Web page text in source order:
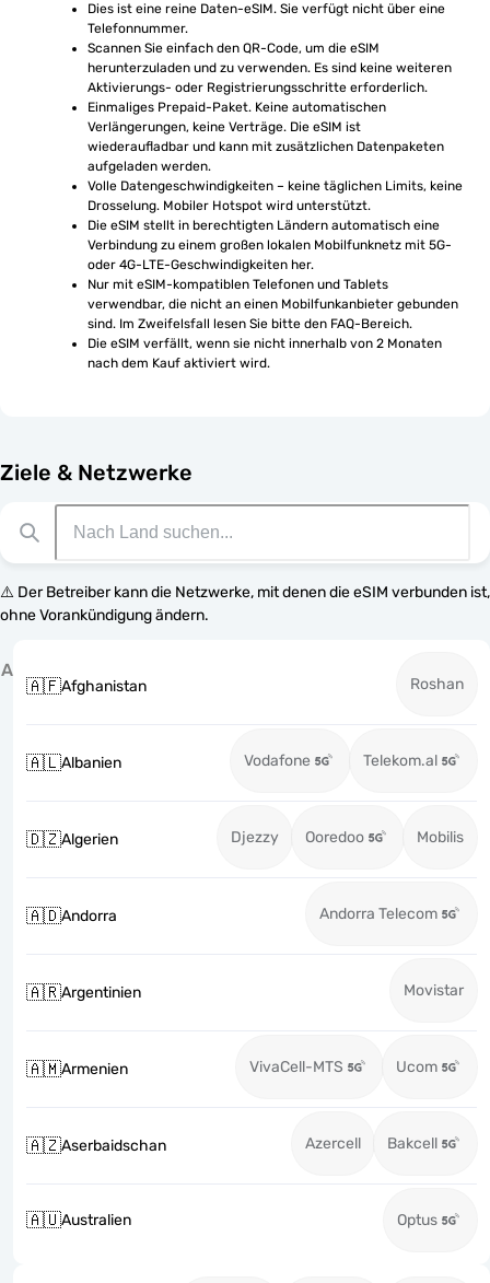
Dies ist eine reine Daten-eSIM. Sie verfügt nicht über eine
Telefonnummer.
Scannen Sie einfach den QR-Code, um die eSIM
herunterzuladen und zu verwenden. Es sind keine weiteren
Aktivierungs- oder Registrierungsschritte erforderlich.
Einmaliges Prepaid-Paket. Keine automatischen
Verlängerungen, keine Verträge. Die eSIM ist
wiederaufladbar und kann mit zusätzlichen Datenpaketen
aufgeladen werden.
Volle Datengeschwindigkeiten – keine täglichen Limits, keine
Drosselung. Mobiler Hotspot wird unterstützt.
Die eSIM stellt in berechtigten Ländern automatisch eine
Verbindung zu einem großen lokalen Mobilfunknetz mit 5G-
oder 4G-LTE-Geschwindigkeiten her.
Nur mit eSIM-kompatiblen Telefonen und Tablets
verwendbar, die nicht an einen Mobilfunkanbieter gebunden
sind. Im Zweifelsfall lesen Sie bitte den FAQ-Bereich.
Die eSIM verfällt, wenn sie nicht innerhalb von 2 Monaten
nach dem Kauf aktiviert wird.
Ziele & Netzwerke
⚠️ Der Betreiber kann die Netzwerke, mit denen die eSIM verbunden ist,
ohne Vorankündigung ändern.
A
🇦🇫Afghanistan Roshan
🇦🇱Albanien Vodafone Telekom.al
🇩🇿Algerien Djezzy Ooredoo Mobilis
🇦🇩Andorra Andorra Telecom
🇦🇷Argentinien Movistar
🇦🇲Armenien VivaCell-MTS Ucom
🇦🇿Aserbaidschan Azercell Bakcell
🇦🇺Australien Optus